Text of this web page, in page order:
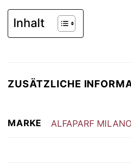
Inhalt
ZUSÄTZLICHE
MARKE ALFAPARF MILANO